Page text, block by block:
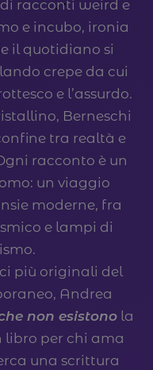
racconti weird e
e incubo, ironia
il quotidiano si
crepe da cui
e l’assurdo.
Berneschi
tra realtà e
racconto è un
un viaggio
moderne, fra
e lampi di
più originali del
Andrea
non esistonola
libro per chi ama
una scrittura